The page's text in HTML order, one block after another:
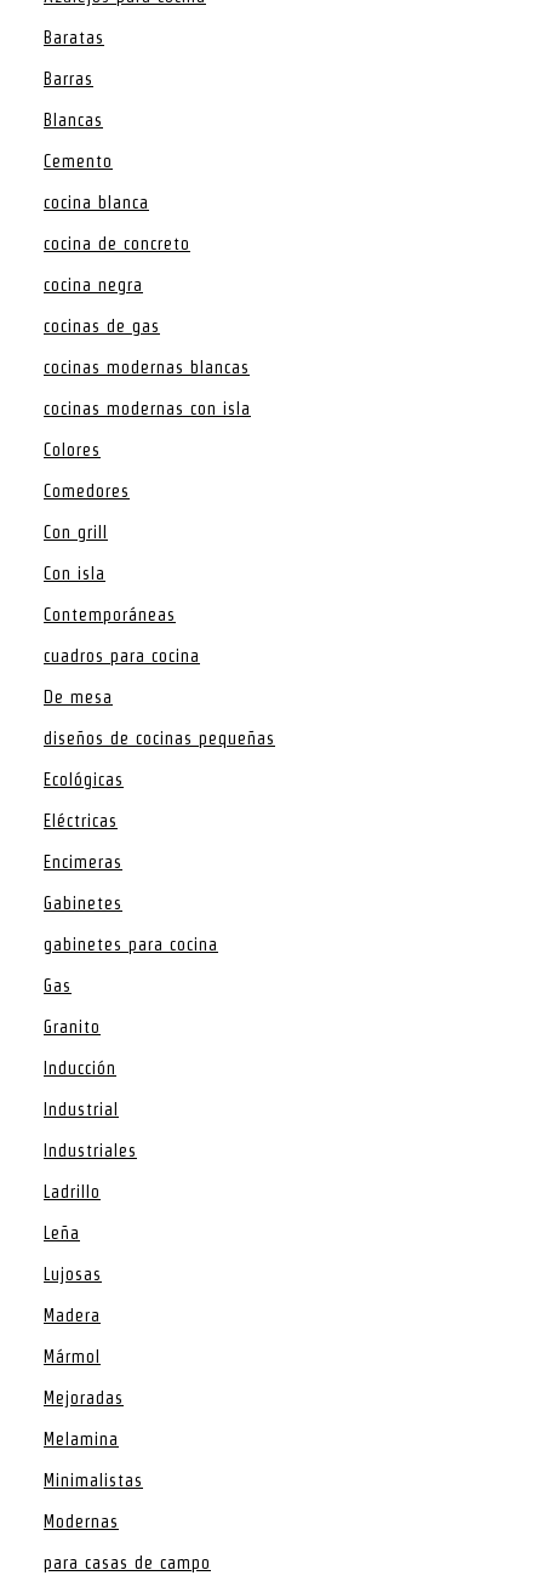
Baratas
Barras
Blancas
Cemento
cocina blanca
cocina de concreto
cocina negra
cocinas de gas
cocinas modernas blancas
cocinas modernas con isla
Colores
Comedores
Con grill
Con isla
Contemporáneas
cuadros para cocina
De mesa
diseños de cocinas pequeñas
Ecológicas
Eléctricas
Encimeras
Gabinetes
gabinetes para cocina
Gas
Granito
Inducción
Industrial
Industriales
Ladrillo
Leña
Lujosas
Madera
Mármol
Mejoradas
Melamina
Minimalistas
Modernas
para casas de campo